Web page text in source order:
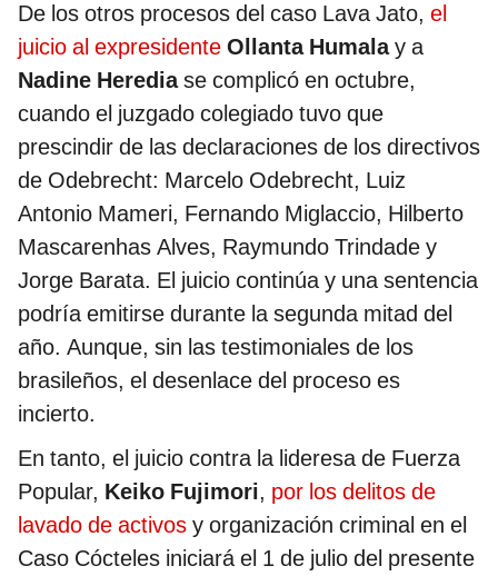
De los otros procesos del caso Lava Jato, el
juicio al expresidente Ollanta Humalay a
Nadine Herediase complicó en octubre,
cuando el juzgado colegiado tuvo que
prescindir de las declaraciones de los directivos
de Odebrecht: Marcelo Odebrecht, Luiz
Antonio Mameri, Fernando Miglaccio, Hilberto
Mascarenhas Alves, Raymundo Trindade y
Jorge Barata. El juicio continúa y una sentencia
podría emitirse durante la segunda mitad del
año. Aunque, sin las testimoniales de los
brasileños, el desenlace del proceso es
incierto.
En tanto, el juicio contra la lideresa de Fuerza
Popular, Keiko Fujimori, por los delitos de
lavado de activos y organización criminal en el
Caso Cócteles iniciará el 1 de julio del presente